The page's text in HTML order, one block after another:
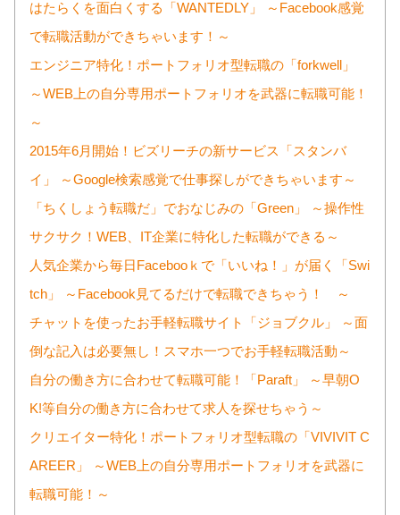
はたらくを面白くする「WANTEDLY」 ～Facebook感覚
で転職活動ができちゃいます！～
エンジニア特化！ポートフォリオ型転職の「forkwell」
～WEB上の自分専用ポートフォリオを武器に転職可能！
～
2015年6月開始！ビズリーチの新サービス「スタンバ
イ」 ～Google検索感覚で仕事探しができちゃいます～
「ちくしょう転職だ」でおなじみの「Green」 ～操作性
サクサク！WEB、IT企業に特化した転職ができる～
人気企業から毎日Facebooｋで「いいね！」が届く「Swi
tch」 ～Facebook見てるだけで転職できちゃう！ ～
チャットを使ったお手軽転職サイト「ジョブクル」 ～面
倒な記入は必要無し！スマホ一つでお手軽転職活動～
自分の働き方に合わせて転職可能！「Paraft」 ～早朝O
K!等自分の働き方に合わせて求人を探せちゃう～
クリエイター特化！ポートフォリオ型転職の「VIVIVIT C
AREER」 ～WEB上の自分専用ポートフォリオを武器に
転職可能！～